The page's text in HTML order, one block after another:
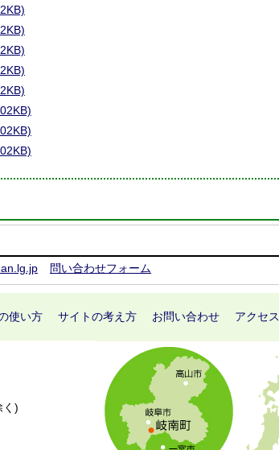
問い合わせフォーム
使い方 サイトの考え方 お問い合わせ アクセス
く)